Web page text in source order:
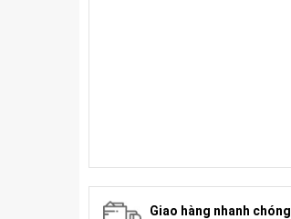
Giao hàng nhanh chóng